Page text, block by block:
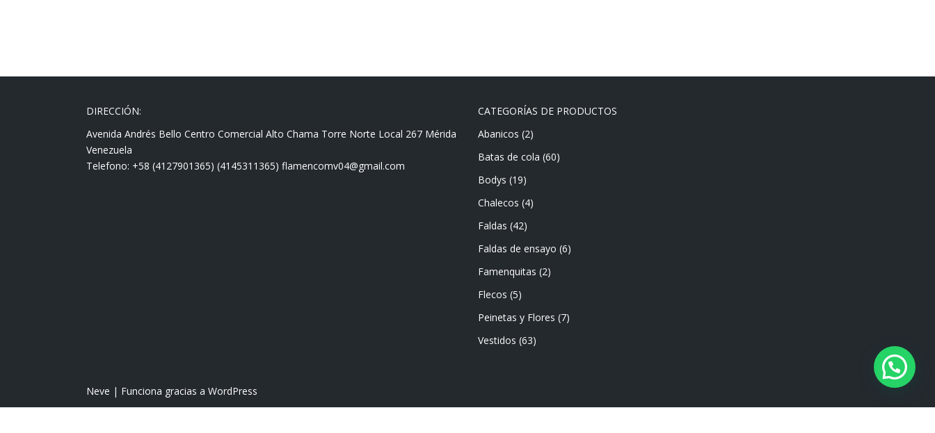
DIRECCIÓN:
Avenida Andrés Bello Centro Comercial Alto Chama Torre Norte Local 267 Mérida
Venezuela
Telefono: +58 (4127901365) (4145311365) flamencomv04@gmail.com
CATEGORÍAS DE PRODUCTOS
Abanicos (2)
Batas de cola (60)
Bodys (19)
Chalecos (4)
Faldas (42)
Faldas de ensayo (6)
Famenquitas (2)
Flecos (5)
Peinetas y Flores (7)
Vestidos (63)
Neve | Funciona gracias a WordPress